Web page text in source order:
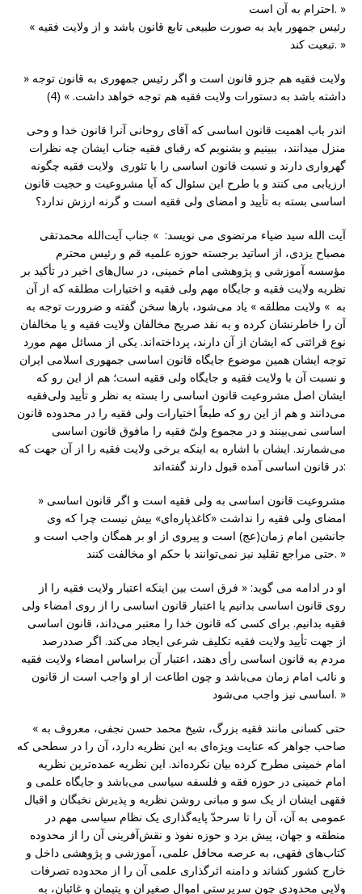
احترام به آن است. »
« رئیس جمهور باید به صورت طبیعی تابع قانون باشد و از ولایت فقیه
تبعیت کند. »
» ولایت فقیه هم جزو قانون است و اگر رئیس جمهوری به قانون توجه
داشته باشد به دستورات ولایت فقیه هم توجه خواهد داشت. » (4)
اندر باب اهمیت قانون اساسی که آقای روحانی آنرا قانون خدا و وحی
منزل میدانند، ببینیم و بشنویم که رقبای فقیه جناب ایشان چه نظرات
گهرواری دارند و نسبت قانون اساسی را با تئوری ولایت فقیه چگونه
ارزیابی می کنند و با طرح این سئوال که آیا مشروعیت و حجیت قانون
اساسی بسته به تأیید و امضای ولی فقیه است و گرنه ارزش ندارد؟
آیت الله سید ضیاء مرتضوی می نویسد: » جناب آیت‌الله محمدتقی
مصباح یزدی، از اساتید برجسته حوزه علمیه قم و رئیس محترم
مؤسسه آموزشی و پژوهشی امام خمینی، در سال‌های اخیر در تأکید بر
نظریه ولایت فقیه و جایگاه مهم ولی فقیه و اختیارات مطلقه که از آن
به » ولایت مطلقه » یاد می‌شود، بارها سخن گفته و ضرورت توجه به
آن را خاطرنشان کرده و به نقد صریح مخالفان ولایت فقیه و یا مخالفان
نوع قرائتی که ایشان از آن دارند، پرداخته‌اند. یکی از مسائل مهم مورد
توجه ایشان همین موضوع جایگاه قانون اساسی جمهوری اسلامی ایران
و نسبت آن با ولایت فقیه و جایگاه ولی فقیه است؛ هم از این رو که
ایشان اصل مشروعیت قانون اساسی را بسته به نظر و تأیید ولی‌فقیه
می‌دانند و هم از این رو که طبعاً اختیارات ولی فقیه را در محدوده قانون
اساسی نمی‌بینند و در مجموع ولیّ فقیه را مافوق قانون اساسی
می‌شمارند. ایشان با اشاره به اینکه برخی ولایت فقیه را از آن جهت که
در قانون اساسی آمده قبول دارند گفته‌‌اند:
» مشروعیت قانون اساسی به ولی فقیه است و اگر قانون اساسی
امضای ولی فقیه را نداشت «کاغذ‌پاره‌ای» بیش نیست چرا که وی
جانشین امام زمان(عج) است و پیروی از او بر همگان واجب است و
حتی مراجع تقلید نیز نمی‌توانند با حکم او مخالفت کنند. »
او در ادامه می گوید: « فرق است بین اینکه اعتبار ولایت فقیه را از
روی قانون اساسی بدانیم یا اعتبار قانون اساسی را از روی امضاء ولی
فقیه بدانیم. برای کسی که قانون خدا را معتبر می‌داند، قانون اساسی
از جهت تأیید ولایت فقیه تکلیف شرعی ایجاد می‌کند. اگر صددرصد
مردم به قانون اساسی رأی دهند، اعتبار آن براساس امضاء ولایت فقیه
و نائب امام زمان می‌باشد و چون اطاعت از او واجب است از قانون
اساسی نیز واجب می‌شود. »
« حتی کسانی مانند فقیه بزرگ، شیخ محمد حسن نجفی، معروف به
صاحب جواهر که عنایت ویژه‌ای به این نظریه دارد، آن را در سطحی که
امام خمینی مطرح کرده بیان نکرده‌اند. این نظریه عمده‌ترین نظریه
امام خمینی در حوزه فقه و فلسفه سیاسی می‌باشد و جایگاه علمی و
فقهی ایشان از یک سو و مبانی روشن نظریه و پذیرش نخبگان و اقبال
عمومی به آن، آن را تا سرحدّ پایه‌گذاری یک نظام سیاسی مهم در
منطقه و جهان، پیش برد و حوزه نفوذ و نقش‌آفرینی آن را از محدوده
کتاب‌های فقهی، به عرصه محافل علمی، آموزشی و پژوهشی داخل و
خارج کشور کشاند و دامنه اثرگذاری علمی آن را از محدوده تصرفات
ولایی محدودی چون سرپرستی اموال صغیران و یتیمان و غائبان، به